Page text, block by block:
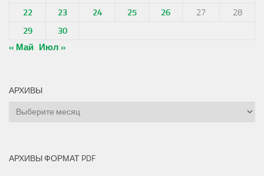
22
23 24 25 26 27
28
29
30
« Май Июл »
АРХИВЫ
Архивы
АРХИВЫ ФОРМАТ PDF